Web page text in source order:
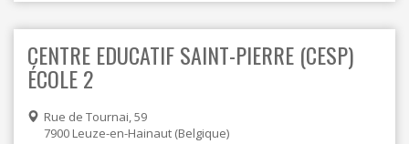
CENTRE EDUCATIF SAINT-PIERRE (CESP)
ÉCOLE 2
Rue de Tournai, 59
7900 Leuze-en-Hainaut Belgique